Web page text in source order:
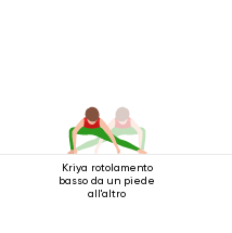
Kriya rotolamento
basso da un piede
all'altro